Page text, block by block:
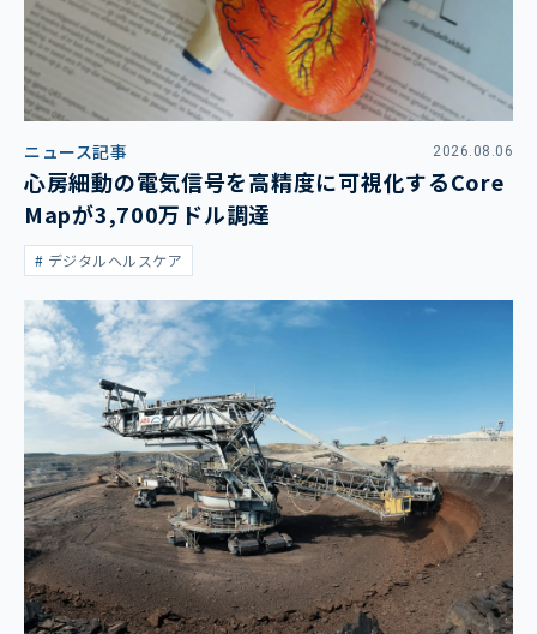
ニュース記事 2026.08.06
心房細動の電気信号を高精度に可視化するCore
Mapが3,700万ドル調達
デジタルヘルスケア